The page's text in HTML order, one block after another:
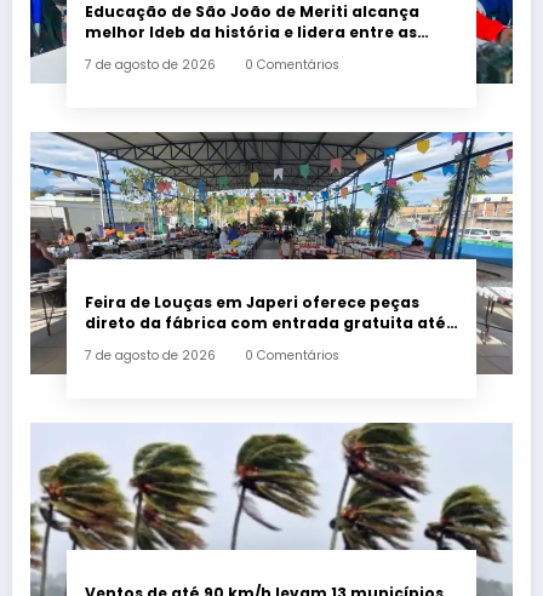
Educação de São João de Meriti alcança
melhor Ideb da história e lidera entre as
7 de agosto de 2026 0 Comentários
Feira de Louças em Japeri oferece peças
direto da fábrica com entrada gratuita até
7 de agosto de 2026 0 Comentários